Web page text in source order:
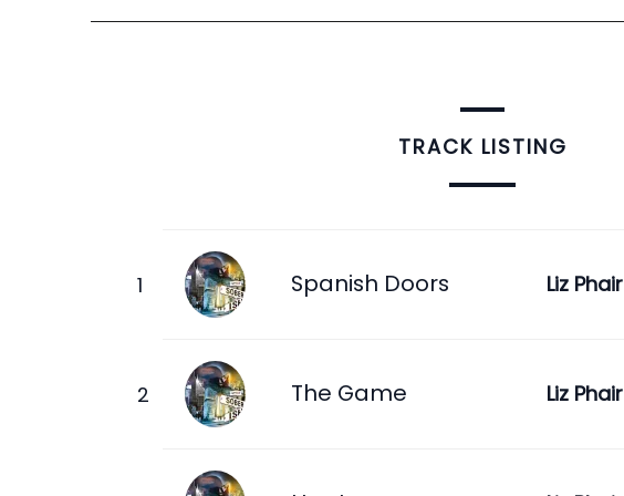
TRACK LISTING
Spanish Doors Liz Phair
The Game Liz Phair